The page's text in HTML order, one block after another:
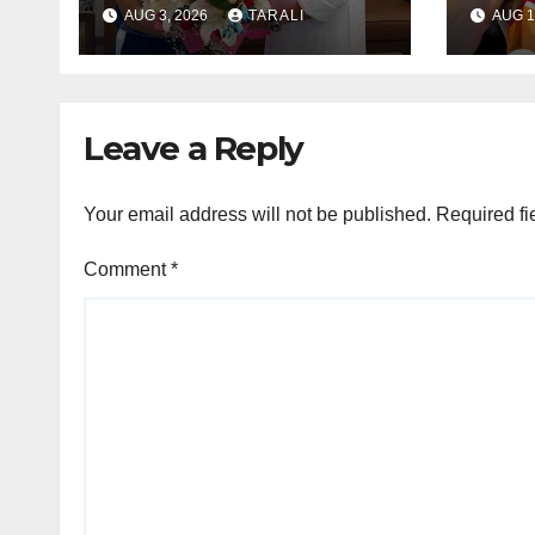
এখন খেল’ আঁচনিৰ আলোচনা
AUG 3, 2026 TARALI AUG
Leave a Reply
Your email address will not be published. Required
Comment*